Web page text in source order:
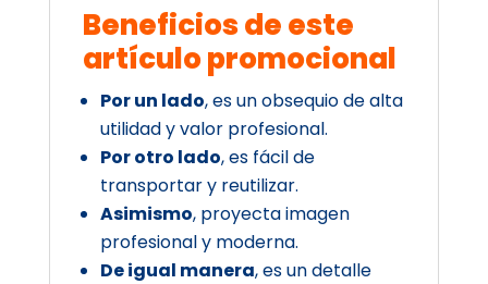
Beneficios de este
artículo promocional
Por un lado, es un obsequio de alta
utilidad y valor profesional.
Por otro lado, es fácil de
transportar y reutilizar.
Asimismo, proyecta imagen
profesional y moderna.
De igual manera, es un detalle